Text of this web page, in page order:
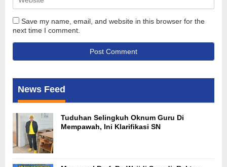
Save my name, email, and website in this browser for the
next time I comment.
News Feed
Tuduhan Selingkuh Oknum Guru Di
Mempawah, Ini Klarifikasi SN